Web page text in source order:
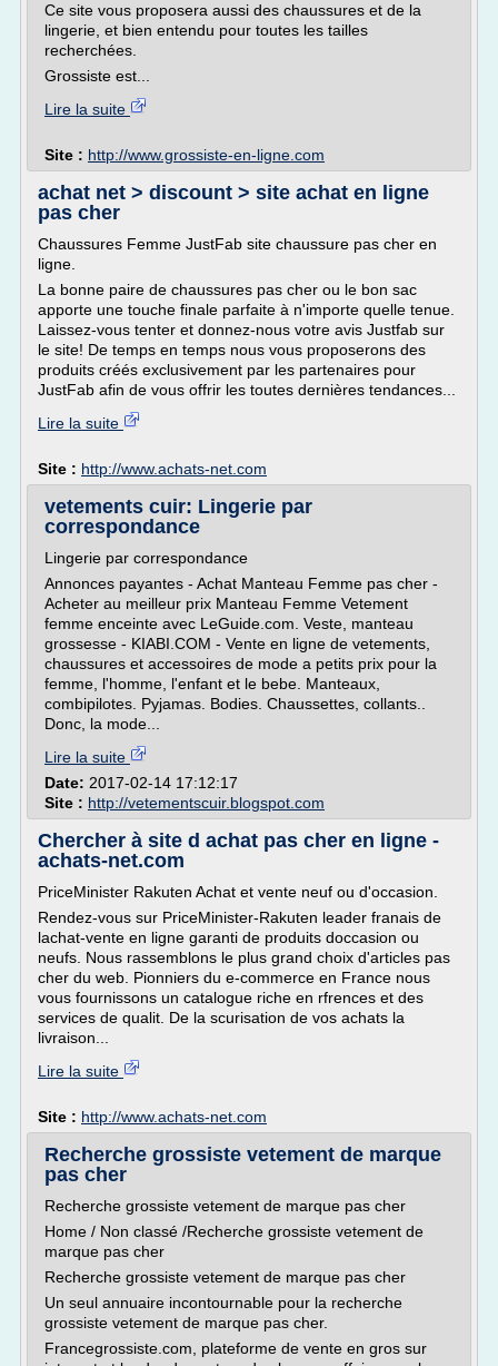
Ce site vous proposera aussi des chaussures et de la
lingerie, et bien entendu pour toutes les tailles
recherchées.
Grossiste est...
Lire la suite
Site : http://www.grossiste-en-ligne.com
achat net > discount > site achat en ligne
pas cher
Chaussures Femme JustFab site chaussure pas cher en
ligne.
La bonne paire de chaussures pas cher ou le bon sac
apporte une touche finale parfaite à n'importe quelle tenue.
Laissez-vous tenter et donnez-nous votre avis Justfab sur
le site! De temps en temps nous vous proposerons des
produits créés exclusivement par les partenaires pour
JustFab afin de vous offrir les toutes dernières tendances...
Lire la suite
Site : http://www.achats-net.com
vetements cuir: Lingerie par
correspondance
Lingerie par correspondance
Annonces payantes - Achat Manteau Femme pas cher -
Acheter au meilleur prix Manteau Femme Vetement
femme enceinte avec LeGuide.com. Veste, manteau
grossesse - KIABI.COM - Vente en ligne de vetements,
chaussures et accessoires de mode a petits prix pour la
femme, l'homme, l'enfant et le bebe. Manteaux,
combipilotes. Pyjamas. Bodies. Chaussettes, collants..
Donc, la mode...
Lire la suite
Date: 2017-02-14 17:12:17
Site : http://vetementscuir.blogspot.com
Chercher à site d achat pas cher en ligne -
achats-net.com
PriceMinister Rakuten Achat et vente neuf ou d'occasion.
Rendez-vous sur PriceMinister-Rakuten leader franais de
lachat-vente en ligne garanti de produits doccasion ou
neufs. Nous rassemblons le plus grand choix d'articles pas
cher du web. Pionniers du e-commerce en France nous
vous fournissons un catalogue riche en rfrences et des
services de qualit. De la scurisation de vos achats la
livraison...
Lire la suite
Site : http://www.achats-net.com
Recherche grossiste vetement de marque
pas cher
Recherche grossiste vetement de marque pas cher
Home / Non classé /Recherche grossiste vetement de
marque pas cher
Recherche grossiste vetement de marque pas cher
Un seul annuaire incontournable pour la recherche
grossiste vetement de marque pas cher.
Francegrossiste.com, plateforme de vente en gros sur